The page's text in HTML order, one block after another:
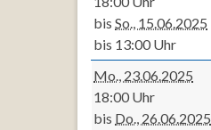
bis So., 15.06.2025
bis 13:00 Uhr
Mo., 23.06.2025
18:00 Uhr
bis Do., 26.06.2025